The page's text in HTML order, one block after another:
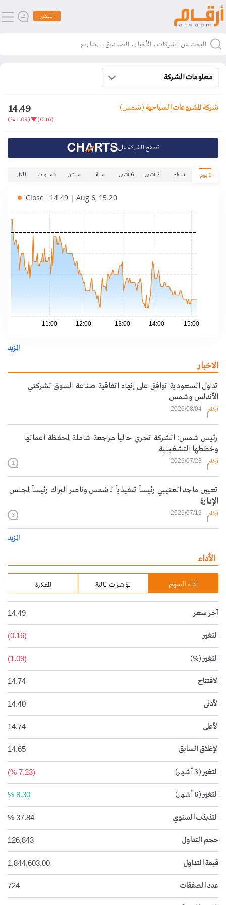
النبض
معلومات الشركة
شركة المشروعات السياحية (شمس) 14.49
(0.16)
(1.09 %)
تصفح الشركة على
1 يوم 5 أيام 3 أشهر 6 أشهر سنة سنتين 5 سنوات الكل
11:00 12:00 13:00 14:00 15:00
Close : 14.49 | Aug 6, 15:20
المزيد
الاخبار
تداول السعودية توافق على إنهاء اتفاقية صناعة السوق لشركتي
الأندلس وشمس
أرقام 2026/08/04
رئيس شمس: الشركة تجري حالياً مراجعة شاملة لمحفظة أعمالها
وخططها التشغيلية
أرقام 2026/07/23
1
تعيين ماجد العتيبي رئيساً تنفيذياً لـ شمس وناصر البراك رئيساً لمجلس
الإدارة
أرقام 2026/07/19
3
المزيد
الأداء
أداء السهم المؤشرات المالية المفكرة
آخر سعر 14.49
التغير (0.16)
التغير(%)
(1.09)
الافتتاح 14.74
الأدنى 14.40
الأعلى 14.74
الإغلاق السابق 14.65
التغير(3 أشهر) (7.23 %)
التغير(6 أشهر) 8.30 %
التذبذب السنوي 37.84 %
حجم التداول 126,843
قيمة التداول 1,844,603.00
عدد الصفقات 724